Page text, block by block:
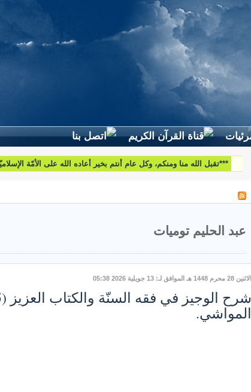
لطرح استفساراتكم وأسئلتكم واقتراحاتكم اتّصلوا بنا على البريد التّالي:
عبد الحليم توميات
الاثنين 28 محرم 1448 هـ الموافق لـ: 13 جويلية 2026 05:38
المواشي.